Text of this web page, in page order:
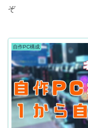
ぞ
自作PC構成